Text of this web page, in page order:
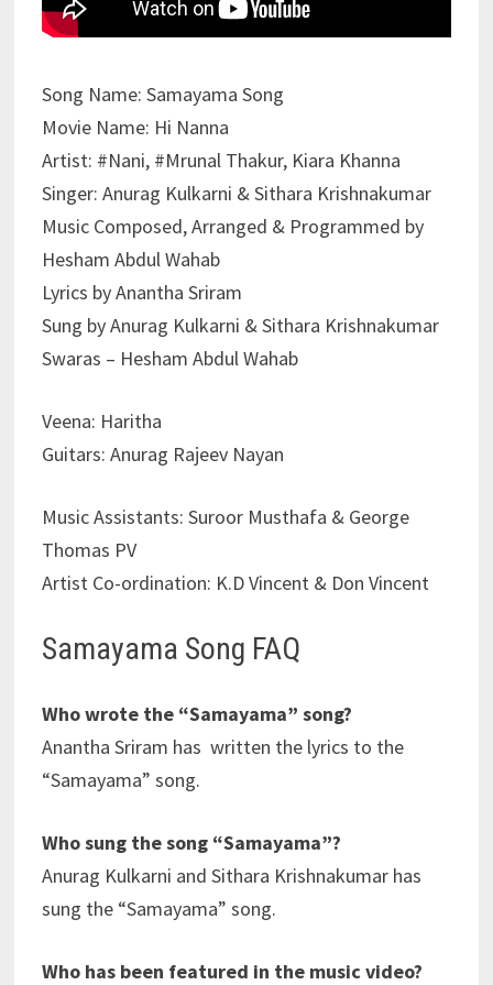
Song Name: Samayama Song
Movie Name: Hi Nanna
Artist: #Nani, #Mrunal Thakur, Kiara Khanna
Singer: Anurag Kulkarni & Sithara Krishnakumar
Music Composed, Arranged & Programmed by
Hesham Abdul Wahab
Lyrics by Anantha Sriram
Sung by Anurag Kulkarni & Sithara Krishnakumar
Swaras – Hesham Abdul Wahab
Veena: Haritha
Guitars: Anurag Rajeev Nayan
Music Assistants: Suroor Musthafa & George
Thomas PV
Artist Co-ordination: K.D Vincent & Don Vincent
Samayama Song FAQ
Who wrote the “Samayama” song?
Anantha Sriram has written the lyrics to the
“Samayama” song.
Who sung the song “Samayama”?
Anurag Kulkarni and Sithara Krishnakumar has
sung the “Samayama” song.
Who has been featured in the music video?